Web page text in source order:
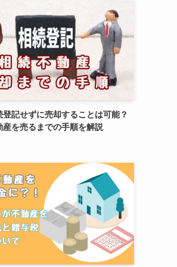
記せずに売却することは可能？
産を売るまでの手順を解説